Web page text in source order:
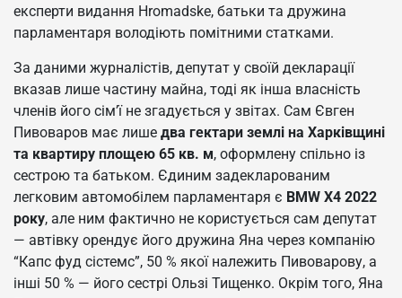
експерти видання Hromadske, батьки та дружина
парламентаря володіють помітними статками.
За даними журналістів, депутат у своїй декларації
вказав лише частину майна, тоді як інша власність
членів його сім’ї не згадується у звітах. Сам Євген
Пивоваров має лише два гектари землі на Харківщині
та квартиру площею 65 кв. м, оформлену спільно із
сестрою та батьком. Єдиним задекларованим
легковим автомобілем парламентаря є BMW X4 2022
року, але ним фактично не користується сам депутат
— автівку орендує його дружина Яна через компанію
“Капс фуд сістемс”, 50 % якої належить Пивоварову, а
інші 50 % — його сестрі Ользі Тищенко. Окрім того, Яна